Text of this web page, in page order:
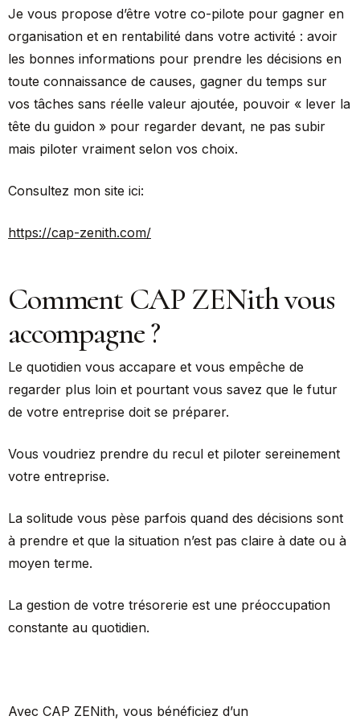
Je vous propose d’être votre co-pilote pour gagner en
organisation et en rentabilité dans votre activité : avoir
les bonnes informations pour prendre les décisions en
toute connaissance de causes, gagner du temps sur
vos tâches sans réelle valeur ajoutée, pouvoir « lever la
tête du guidon » pour regarder devant, ne pas subir
mais piloter vraiment selon vos choix.
Consultez mon site ici:
https://cap-zenith.com/
Comment CAP ZENith vous
accompagne ?
Le quotidien vous accapare et vous empêche de
regarder plus loin et pourtant vous savez que le futur
de votre entreprise doit se préparer.
Vous voudriez prendre du recul et piloter sereinement
votre entreprise.
La solitude vous pèse parfois quand des décisions sont
à prendre et que la situation n’est pas claire à date ou à
moyen terme.
La gestion de votre trésorerie est une préoccupation
constante au quotidien.
Avec CAP ZENith, vous bénéficiez d’un